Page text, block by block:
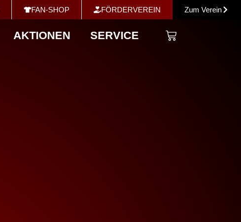
Zum Verein
FÖRDERVEREIN
FAN-SHOP
AKTIONEN SERVICE